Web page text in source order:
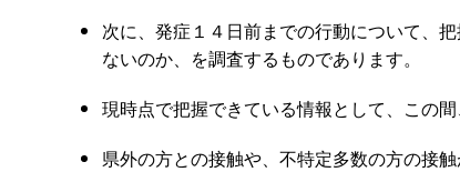
次に、発症１４日前までの行動について、
ないのか、を調査するものであります。
現時点で把握できている情報として、この
県外の方との接触や、不特定多数の方の接